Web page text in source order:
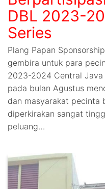
DBL 2023-
Series
Plang Papan
gembira untuk para
2023-2024 Central Java
pada bulan Agustus
dan masyarakat pecinta
diperkirakan sangat
peluang…